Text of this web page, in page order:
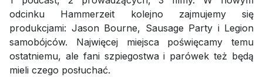
odcinku Hammerzeit kolejno zajmujemy się
produkcjami: Jason Bourne, Sausage Party i Legion
samobójców. Najwięcej miejsca poświęcamy temu
ostatniemu, ale fani szpiegostwa i parówek też będą
mieli czego posłuchać.